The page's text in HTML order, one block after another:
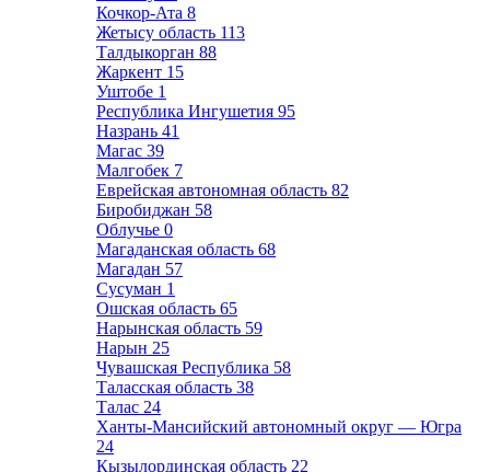
Кочкор-Ата 8
Жетысу область 113
Талдыкорган 88
Жаркент 15
Уштобе 1
Республика Ингушетия 95
Назрань 41
Магас 39
Малгобек 7
Еврейская автономная область 82
Биробиджан 58
Облучье 0
Магаданская область 68
Магадан 57
Сусуман 1
Ошская область 65
Нарынская область 59
Нарын 25
Чувашская Республика 58
Таласская область 38
Талас 24
Ханты-Мансийский автономный округ — Югра
24
Кызылординская область 22